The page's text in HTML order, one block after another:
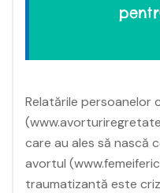
Relatările persoanelor
care au ales să nască
avortul
traumatizantă este